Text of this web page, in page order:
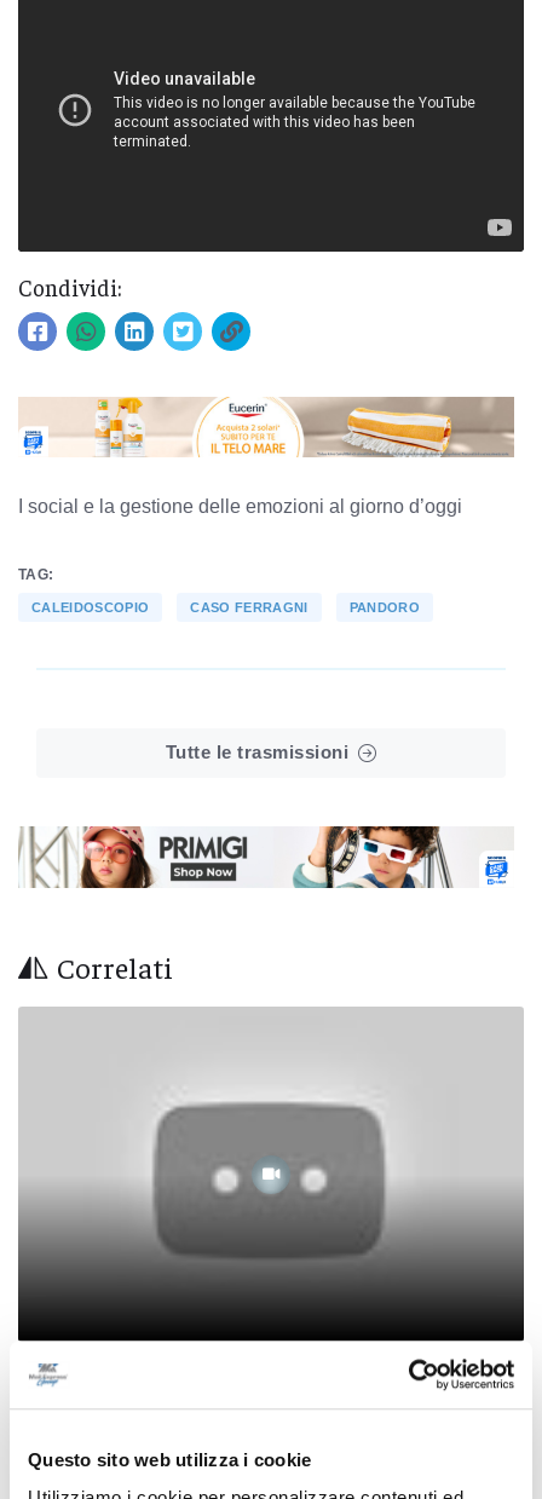
Questo sito web utilizza i cookie
Condividi:
I social e la gestione delle emozioni al giorno d’oggi
TAG:
CALEIDOSCOPIO CASO FERRAGNI PANDORO
Tutte le trasmissioni
Correlati
Caleidoscopio - Ezio, paraplegico con mille
interessi: "La vita è bellissima"